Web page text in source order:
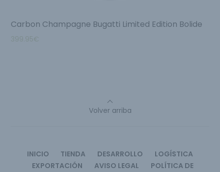
Carbon Champagne Bugatti Limited Edition Bolide
399.95€
Volver arriba
INICIO TIENDA DESARROLLO
LOGÍSTICA
EXPORTACIÓN
AVISO LEGAL
POLÍTICA DE